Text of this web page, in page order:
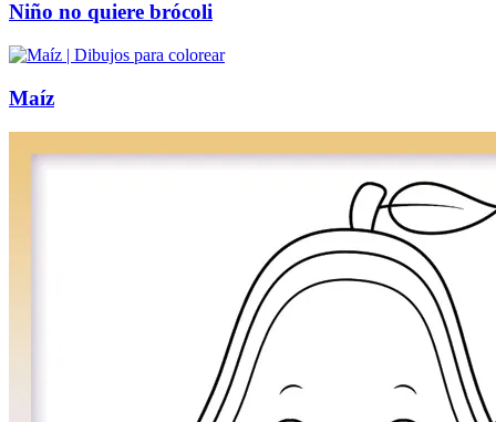
Niño no quiere brócoli
Maíz